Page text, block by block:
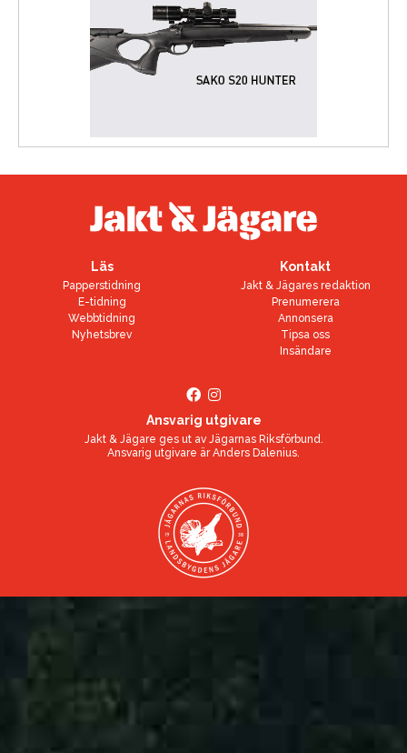
Läs
Papperstidning
E-tidning
Webbtidning
Nyhetsbrev
Kontakt
Jakt & Jägares redaktion
Prenumerera
Annonsera
Tipsa oss
Insändare
Ansvarig utgivare
Jakt & Jägare ges ut av Jägarnas Riksförbund.
Ansvarig utgivare ärAnders Dalenius.